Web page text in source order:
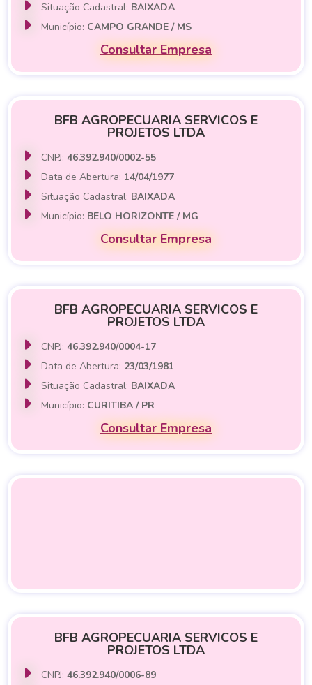
Situação Cadastral: BAIXADA
Município: CAMPO GRANDE / MS
Consultar Empresa
BFB AGROPECUARIA SERVICOS E
PROJETOS LTDA
CNPJ:46.392.940/0002-55
Data de Abertura: 14/04/1977
Situação Cadastral: BAIXADA
Município: BELO HORIZONTE / MG
Consultar Empresa
BFB AGROPECUARIA SERVICOS E
PROJETOS LTDA
CNPJ:46.392.940/0004-17
Data de Abertura: 23/03/1981
Situação Cadastral: BAIXADA
Município: CURITIBA / PR
Consultar Empresa
BFB AGROPECUARIA SERVICOS E
PROJETOS LTDA
CNPJ:46.392.940/0006-89